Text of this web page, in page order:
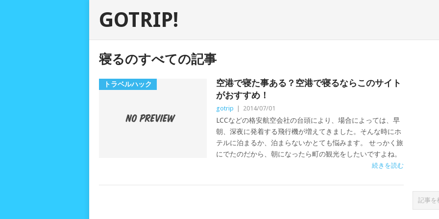
GOTRIP!
寝るのすべての記事
トラベルハック
空港で寝た事ある？空港で寝るならこのサイト
がおすすめ！
gotrip 2014/07/01
LCCなどの格安航空会社の台頭により、場合によっては、早
朝、深夜に発着する飛行機が増えてきました。そんな時にホ
テルに泊まるか、泊まらないかとても悩みます。 せっかく旅
にでたのだから、朝になったら町の観光をしたいですよね。
続きを読む